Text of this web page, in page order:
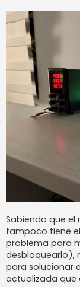
Sabiendo que el
tampoco tiene
problema para
desbloquearlo),
para solucionar
actualizada que